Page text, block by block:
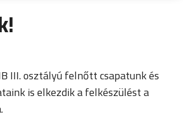
III. osztályú felnőtt csapatunk és
is elkezdik a felkészülést a